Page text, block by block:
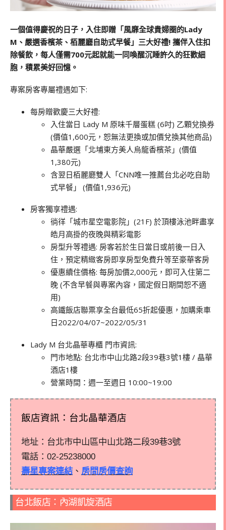
一個值得慶祝的日子，入住即贈「風靡全球貴婦圈的Lady
M、嚴選香檳茶、栢麗廳自助式早餐」三大好禮! 攜伴入住扣
除餐飲，每人僅需700元起就能一同喚醒沉睡許久的狂歡細
胞，積累美好回憶。
專案房客專屬禮遇如下:
每房贈歡慶三大好禮:
入住當日 Lady M 原味千層蛋糕 (6吋) 乙顆兌換券
(價值1,600元，恕無法更換或加價兌換其他商品)
晶華嚴選「北埔東方美人烏龍香檳茶」(價值
1,380元)
含翌日栢麗廳雙人「CNN唯一推薦台北必吃自助
式早餐」 (價值1,936元)
房客獨享禮遇:
徜徉「城市星空電影院」(21F) 於頂樓泳池畔盡享
皓月高掛的夜晚與精彩電影​
房型升等禮遇: 房客若於生日當日或前後一日入
住，預定精緻客房即享房型免費升等至豪華客房
優惠續住價格: 每房加價2,000元，即可入住第二
晚 (不含早餐與專案內容，國定假日期間恕不適
用)
高鐵飯店聯票享全台最低65折起優惠，加購乘車
日2022/04/07~2022/05/31
Lady M 台北晶華專櫃 門市資訊:
門市地點: 台北市中山北路2段39巷3號1樓 / 晶華
酒店1樓
營業時間：週一至週日 10:00~19:00
飯店資訊：台北晶華酒店
地址：台北市中山區中山北路二段39巷3號
電話： 02-25238000
壽星專案連結、 房間房價查詢
台北飯店：內湖凱旋酒店